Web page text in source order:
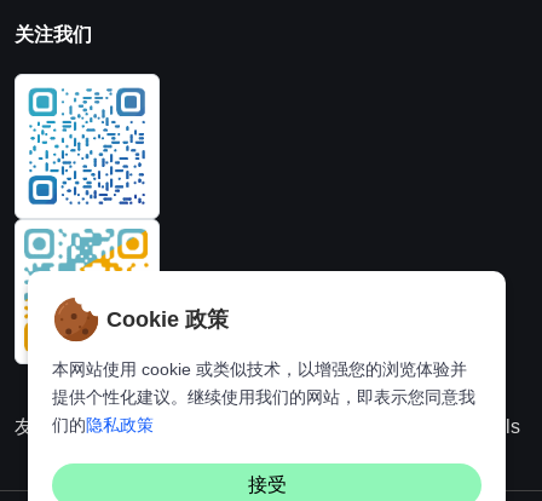
关注我们
友情链接：动漫派 Hi,online tools
Cookie 政策
本网站使用 cookie 或类似技术，以增强您的浏览体验并
提供个性化建议。继续使用我们的网站，即表示您同意我
们的隐私政策
接受